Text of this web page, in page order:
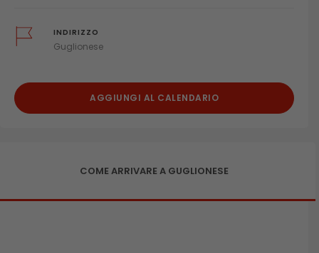
INDIRIZZO
Guglionese
AGGIUNGI AL CALENDARIO
COME ARRIVARE A GUGLIONESE